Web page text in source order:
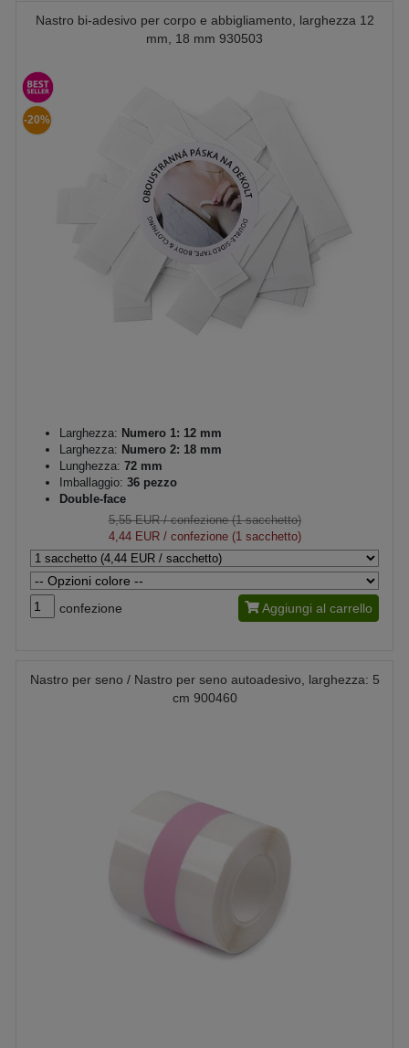
Nastro bi-adesivo per corpo e abbigliamento, larghezza 12
mm, 18 mm 930503
-20%
Larghezza: Numero 1: 12 mm
Larghezza: Numero 2: 18 mm
Lunghezza: 72 mm
Imballaggio: 36 pezzo
Double-face
5,55 EUR/ confezione (1 sacchetto)
4,44 EUR/ confezione (1 sacchetto)
confezione Aggiungi al carrello
Nastro per seno / Nastro per seno autoadesivo, larghezza: 5
cm 900460